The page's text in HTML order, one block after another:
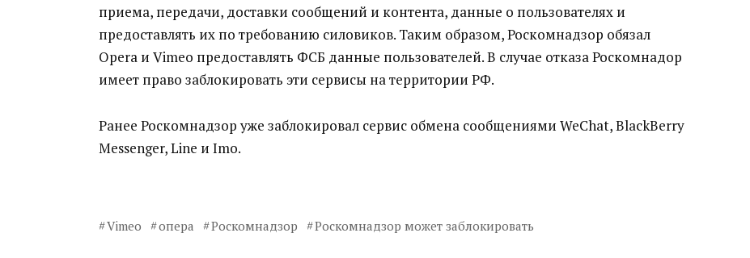
приема, передачи, доставки сообщений и контента, данные о пользователях и
предоставлять их по требованию силовиков. Таким образом, Роскомнадзор обязал
Opera и Vimeo предоставлять ФСБ данные пользователей. В случае отказа Роскомнадор
имеет право заблокировать эти сервисы на территории РФ.
Ранее Роскомнадзор уже заблокировал сервис обмена сообщениями WeChat, BlackBerry
Messenger, Line и Imo.
Vimeo опера Роскомнадзор Роскомнадзор может заблокировать